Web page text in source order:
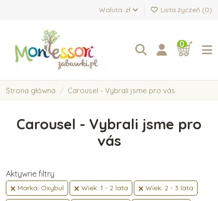
Waluta: zł Lista życzeń (0)
0
Strona główna Carousel - Vybrali jsme pro vás
Carousel - Vybrali jsme pro
vás
Aktywne filtry
Marka: Oxybul Wiek: 1 - 2 lata Wiek: 2 - 3 lata